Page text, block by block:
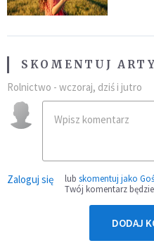
SKOMENTUJ
Rolnictwo - wczoraj, dziś i jutro
Zaloguj się lub skomentuj jako
Twój komentarz
DODAJ